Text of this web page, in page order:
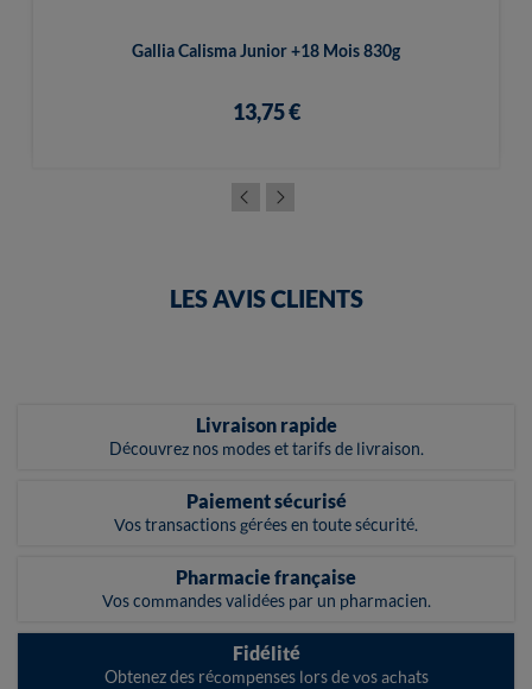
Gallia Calisma Junior +18 Mois 830g
13,75 €
LES AVIS CLIENTS
Livraison rapide
Découvrez nos modes et tarifs de livraison.
Paiement sécurisé
Vos transactions gérées en toute sécurité.
Pharmacie française
Vos commandes validées par un pharmacien.
Fidélité
Obtenez des récompenses lors de vos achats